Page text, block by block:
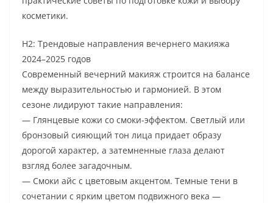
косметики.
H2: Трендовые направления вечернего макияжа
2024–2025 годов
Современный вечерний макияж строится на балансе
между выразительностью и гармонией. В этом
сезоне лидируют такие направления:
— Глянцевые кожи со смоки-эффектом. Светлый или
бронзовый сияющий тон лица придает образу
дорогой характер, а затемненные глаза делают
взгляд более загадочным.
— Смоки айс с цветовым акцентом. Темные тени в
сочетании с ярким цветом подвижного века —